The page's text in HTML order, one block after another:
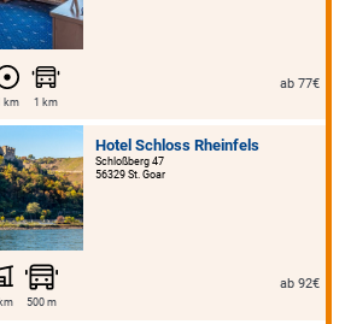
km 1 km
ab 77€
Hotel Schloss Rheinfels
Schloßberg 47
56329 St. Goar
500 m
ab 92€